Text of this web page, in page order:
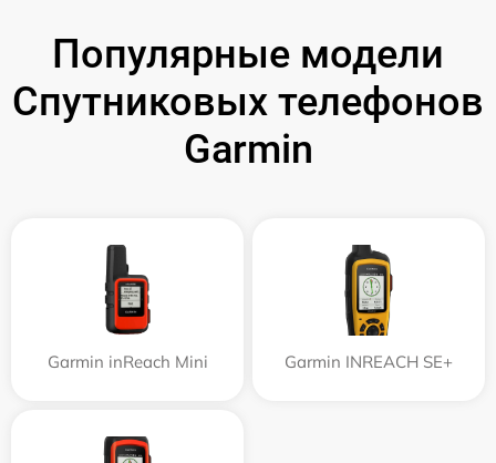
Популярные модели
Спутниковых телефонов
Garmin
Garmin inReach Mini Garmin INREACH SE+